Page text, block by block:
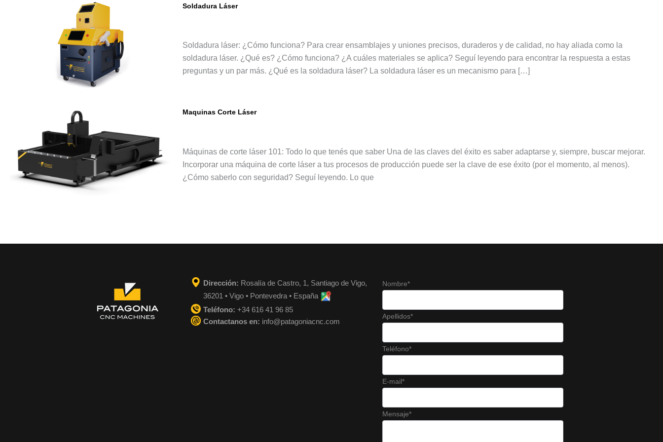
Soldadura Láser
Soldadura láser: ¿Cómo funciona? Para crear ensamblajes y uniones precisos, duraderos y de calidad, no hay aliada como la
soldadura láser. ¿Qué es? ¿Cómo funciona? ¿A cuáles materiales se aplica? Seguí leyendo para encontrar la respuesta a estas
preguntas y un par más. ¿Qué es la soldadura láser? La soldadura láser es un mecanismo para […]
Maquinas Corte Láser
Máquinas de corte láser 101: Todo lo que tenés que saber Una de las claves del éxito es saber adaptarse y, siempre, buscar mejorar.
Incorporar una máquina de corte láser a tus procesos de producción puede ser la clave de ese éxito (por el momento, al menos).
¿Cómo saberlo con seguridad? Seguí leyendo. Lo que
Dirección: Rosalía de Castro, 1, Santiago de Vigo,
36201 • Vigo • Pontevedra • España
Teléfono: +34 616 41 96 85
Contactanos en: info@patagoniacnc.com
Nombre*
Apellidos*
Teléfono*
E-mail*
Mensaje*